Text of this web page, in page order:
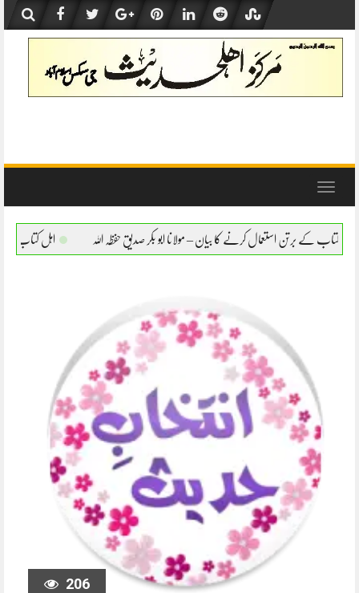
content
Toggle
کا بیان – مولانا ابو بکر صدیق حفظہ اللہ اہل کتاب کے برتن استعمال کرنے کا بیان –
206